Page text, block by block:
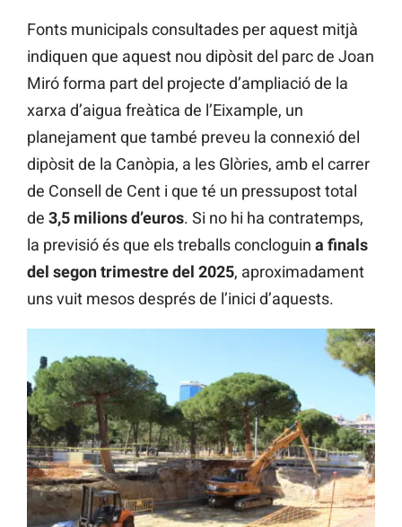
Fonts municipals consultades per aquest mitjà
indiquen que aquest nou dipòsit del parc de Joan
Miró forma part del projecte d’ampliació de la
xarxa d’aigua freàtica de l’Eixample, un
planejament que també preveu la connexió del
dipòsit de la Canòpia, a les Glòries, amb el carrer
de Consell de Cent i que té un pressupost total
de 3,5 milions d’euros. Si no hi ha contratemps,
la previsió és que els treballs concloguin a finals
del segon trimestre del 2025, aproximadament
uns vuit mesos després de l’inici d’aquests.